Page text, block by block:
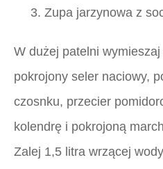
3. Zupa jarzynowa z
W dużej patelni
pokrojony seler naciowy,
czosnku, przecier
kolendrę i pokrojoną
Zalej 1,5 litra wrzącej